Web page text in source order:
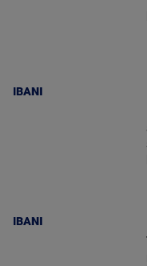
IBANI
IBANI